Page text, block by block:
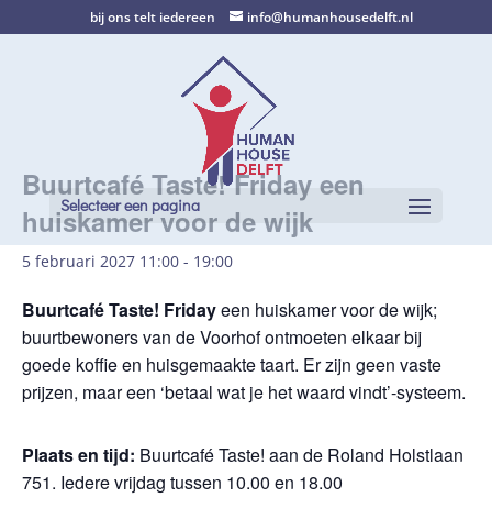
bij ons telt iedereen info@humanhousedelft.nl
Selecteer een pagina
Buurtcafé Taste! Friday een
huiskamer voor de wijk
5 februari 2027 11:00 - 19:00
Buurtcafé Taste! Fridayeen huiskamer voor de wijk;
buurtbewoners van de Voorhof ontmoeten elkaar bij
goede koffie en huisgemaakte taart. Er zijn geen vaste
prijzen, maar een ‘betaal wat je het waard vindt’-systeem.
Plaats en tijd: Buurtcafé Taste! aan de Roland Holstlaan
751. Iedere vrijdag tussen 10.00 en 18.00